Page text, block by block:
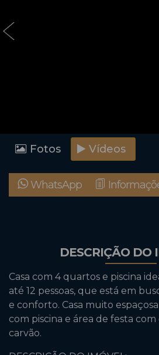
‹
Fotos Vídeos
WhatsApp
DESCRIÇÃO DO
Casa com 4 quartos e piscina
até 12 pessoas, que está em
e conforto. Casa muito
com piscina e área de festa
carvão.